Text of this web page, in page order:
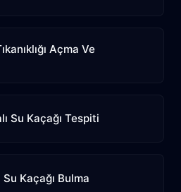
Açma Ve
Su Kaçağı Tespiti
Kaçağı Bulma